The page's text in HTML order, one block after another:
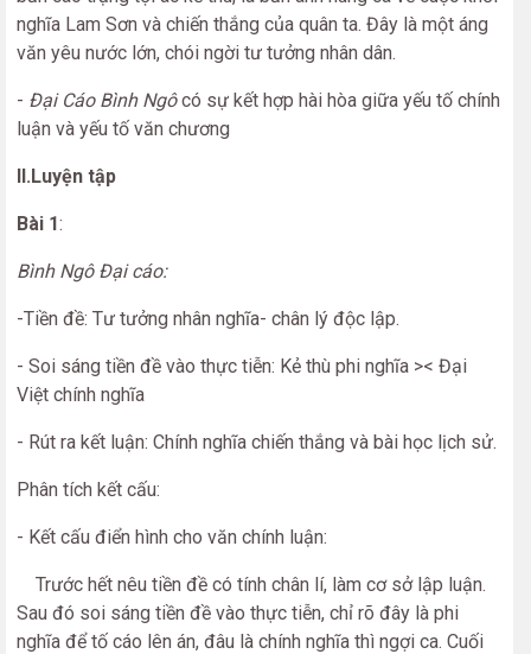
nghĩa Lam Sơn và chiến thắng của quân ta. Đây là một áng
văn yêu nước lớn, chói ngời tư tưởng nhân dân.
- Đại Cáo Bình Ngôcó sự kết hợp hài hòa giữa yếu tố chính
luận và yếu tố văn chương
II.Luyện tập
Bài 1:
Bình Ngô Đại cáo:
-Tiền đề: Tư tưởng nhân nghĩa- chân lý độc lập.
- Soi sáng tiền đề vào thực tiễn: Kẻ thù phi nghĩa >< Đại
Việt chính nghĩa
- Rút ra kết luận: Chính nghĩa chiến thắng và bài học lịch sử.
Phân tích kết cấu:
- Kết cấu điển hình cho văn chính luận:
Trước hết nêu tiền đề có tính chân lí, làm cơ sở lập luận.
Sau đó soi sáng tiền đề vào thực tiễn, chỉ rõ đây là phi
nghĩa để tố cáo lên án, đâu là chính nghĩa thì ngợi ca. Cuối